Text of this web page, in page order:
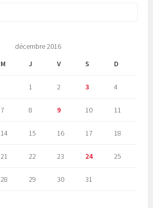
décembre 2016
M J V S D
1 2 3 4
7 8 9 10 11
14 15 16 17 18
21 22 23 24 25
28 29 30 31